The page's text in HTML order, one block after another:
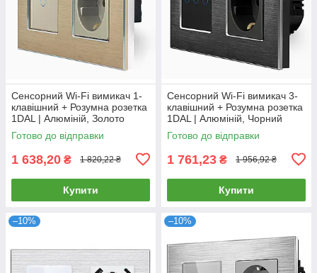
Сенсорний Wi-Fi вимикач 1-
клавішний + Розумна розетка
1DAL | Алюміній, Золото
(A157-GSW1G.WF-ST.WF.GD)
Готово до відправки
1 638,20 ₴ 1 820,22 ₴
Купити
Сенсорний Wi-Fi вимикач 3-
клавішний + Розумна розетка
1DAL | Алюміній, Чорний
(A157-GSW3G.WF-ST.WF.BL)
Готово до відправки
1 761,23 ₴ 1 956,92 ₴
Купити
–10% –10%